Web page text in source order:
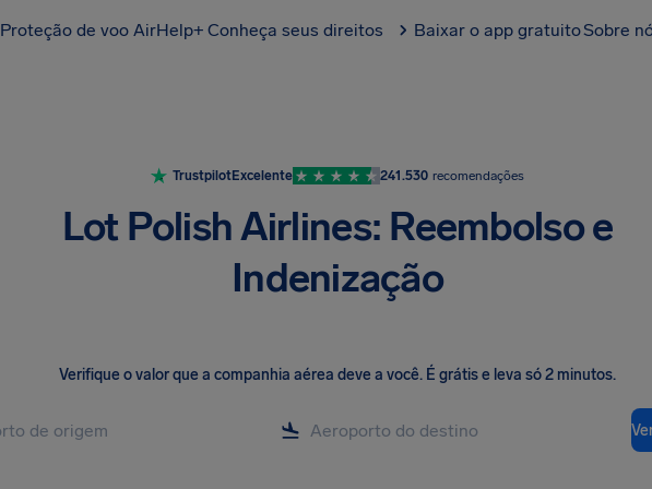
Proteção de voo AirHelp+ Conheça seus direitos Baixar o app gratuitoSobre
TrustpilotExcelente 241.530 recomendações
Lot Polish Airlines: Reembolso e
Indenização
Verifique o valor que a companhia aérea deve a você. É grátis e leva só 2 minutos.